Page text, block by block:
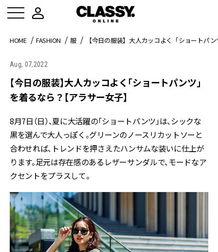
HOME FASHION 服 【今日の服装】大人カッコよく「ショートパ
Aug, 07,2022
【今日の服装】大人カッコよく「ショートパンツ」
を着るなら？【アラサー女子】
8月7日（日）、夏に大活躍の「ショートパンツ」は、シックな
黒を選んで大人っぽく。グリーンのノースリカットソーと
合わせれば、トレンドを押さえたハンサムな装いに仕上が
ります。足元は存在感のあるレザーサンダルで、モードなア
クセントをプラスして。